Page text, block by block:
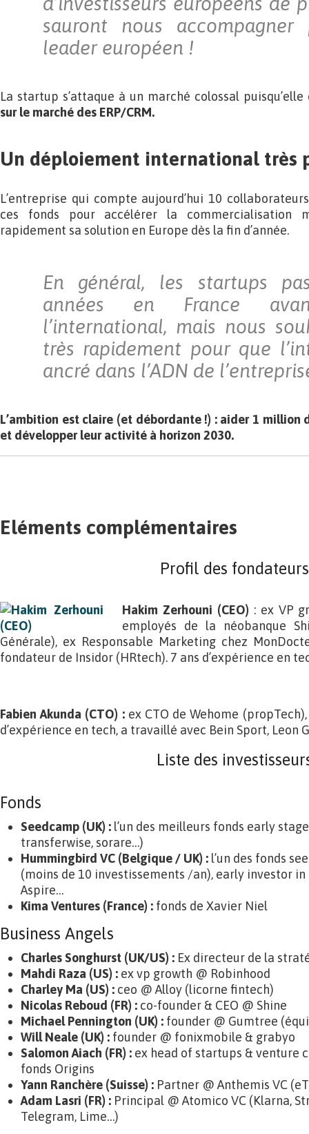
sauront nous
leader européen !
La startup s’attaque à un marché colossal puisqu’elle
sur le marché des ERP/CRM.
Un déploiement international très
L’entreprise qui compte aujourd’hui 10
ces fonds pour accélérer la commercialisation
rapidement sa solution en Europe dès la fin d’année.
En général, les startups
années en France
l’international, mais nous
très rapidement pour que
ancré dans l’ADN de
L’ambition est claire (et débordante !) : aider 1 million
et développer leur activité à horizon 2030.
Eléments complémentaires
Profil des fondateurs
Hakim Zerhouni (CEO) : ex VP
employés de la néobanque
Générale), ex Responsable Marketing chez
fondateur de Insidor (HRtech). 7 ans d’expérience en
Fabien Akunda (CTO) :ex CTO de Wehome
d’expérience en tech, a travaillé avec Bein Sport, Leon
Liste des
Fonds
Seedcamp (UK) : l’un des meilleurs fonds early
transferwise, sorare…)
Hummingbird VC (Belgique / UK) : l’un des fonds
(moins de 10 investissements /an), early investor in
Aspire…
Kima Ventures (France) : fonds de Xavier Niel
Business Angels
Charles Songhurst (UK/US) : Ex directeur de la
Mahdi Raza (US) : ex vp growth @ Robinhood
Charley Ma (US) : ceo @ Alloy (licorne fintech)
Nicolas Reboud (FR) : co-founder & CEO @ Shine
Michael Pennington (UK) : founder @ Gumtree
Will Neale (UK) : founder @ fonixmobile & grabyo
Salomon Aiach (FR) : ex head of startups & venture
fonds Origins
Yann Ranchère (Suisse) : Partner @ Anthemis VC
Adam Lasri (FR) : Principal @ Atomico VC (Klarna,
Telegram, Lime…)